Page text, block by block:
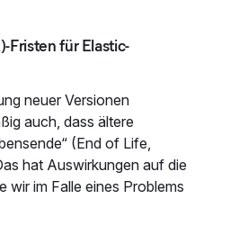
Fristen für Elastic-
neuer Versionen
auch, dass ältere
(End of Life,
hat Auswirkungen auf die
wir im Falle eines Problems